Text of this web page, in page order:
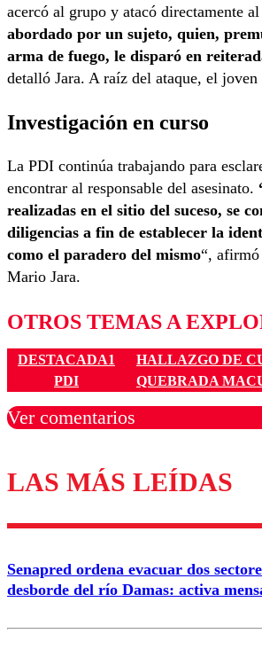
acercó al grupo y atacó directamente
abordado por un sujeto, quien,
arma de fuego, le disparó en
detalló Jara. A raíz del ataque, el
Investigación en curso
La PDI continúa trabajando para
encontrar al responsable del asesinato.
realizadas en el sitio del suceso, se
diligencias a fin de establecer la
como el paradero del mismo“,
Mario Jara.
OTROS TEMAS A
DESTACADA1
HALLAZGO DE
PDI
QUEBRADA
Ver comentarios
Los comentarios son moderados
diálogo respetuoso.
Correo
LAS MÁS LEÍDAS
Senapred ordena evacuar dos
desborde del río Damas: activa